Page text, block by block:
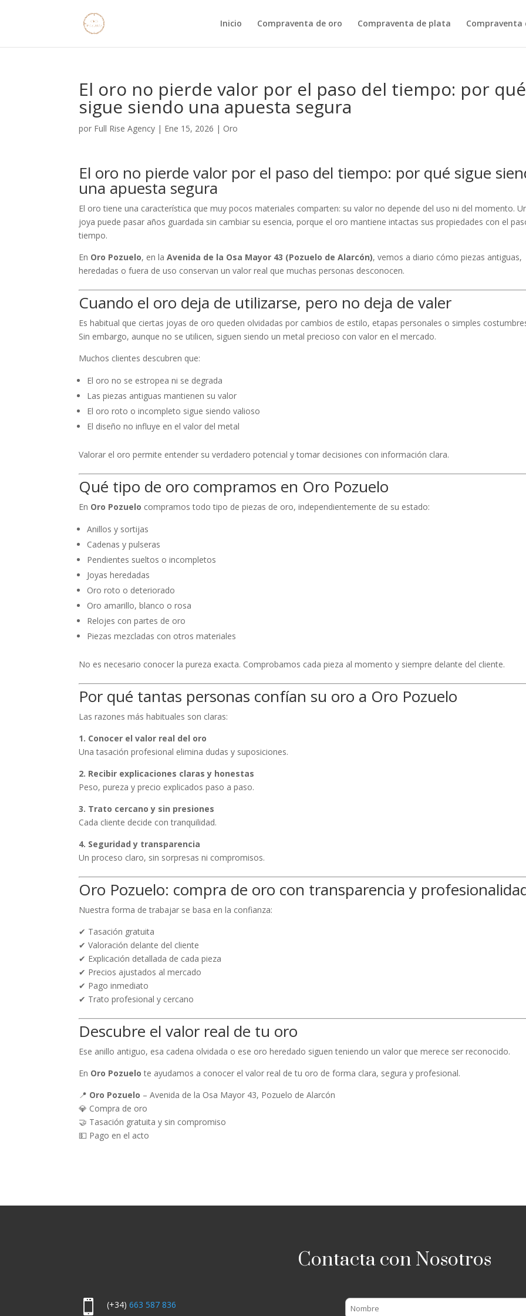
Inicio Compraventa de oro Compraventa de plata Compraventa
El oro no pierde valor por el paso del tiempo: por qué
sigue siendo una apuesta segura
por Full Rise Agency | Ene 15, 2026 | Oro
El oro no pierde valor por el paso del tiempo: por qué sigue
una apuesta segura
El oro tiene una característica que muy pocos materiales comparten: su valor no depende del uso ni del momento.
joya puede pasar años guardada sin cambiar su esencia, porque el oro mantiene intactas sus propiedades con el
tiempo.
En Oro Pozuelo, en laAvenida de la Osa Mayor 43 (Pozuelo de Alarcón), vemos a diario cómo piezas antiguas,
heredadas o fuera de uso conservan un valor real que muchas personas desconocen.
Cuando el oro deja de utilizarse, pero no deja de valer
Es habitual que ciertas joyas de oro queden olvidadas por cambios de estilo, etapas personales o simples
Sin embargo, aunque no se utilicen, siguen siendo un metal precioso con valor en el mercado.
Muchos clientes descubren que:
El oro no se estropea ni se degrada
Las piezas antiguas mantienen su valor
El oro roto o incompleto sigue siendo valioso
El diseño no influye en el valor del metal
Valorar el oro permite entender su verdadero potencial y tomar decisiones con información clara.
Qué tipo de oro compramos en Oro Pozuelo
En Oro Pozuelo compramos todo tipo de piezas de oro, independientemente de su estado:
Anillos y sortijas
Cadenas y pulseras
Pendientes sueltos o incompletos
Joyas heredadas
Oro roto o deteriorado
Oro amarillo, blanco o rosa
Relojes con partes de oro
Piezas mezcladas con otros materiales
No es necesario conocer la pureza exacta. Comprobamos cada pieza al momento y siempre delante del cliente.
Por qué tantas personas confían su oro a Oro Pozuelo
Las razones más habituales son claras:
1. Conocer el valor real del oro
Una tasación profesional elimina dudas y suposiciones.
2. Recibir explicaciones claras y honestas
Peso, pureza y precio explicados paso a paso.
3. Trato cercano y sin presiones
Cada cliente decide con tranquilidad.
4. Seguridad y transparencia
Un proceso claro, sin sorpresas ni compromisos.
Oro Pozuelo: compra de oro con transparencia y
Nuestra forma de trabajar se basa en la confianza:
✔ Tasación gratuita
✔ Valoración delante del cliente
✔ Explicación detallada de cada pieza
✔ Precios ajustados al mercado
✔ Pago inmediato
✔ Trato profesional y cercano
Descubre el valor real de tu oro
Ese anillo antiguo, esa cadena olvidada o ese oro heredado siguen teniendo un valor que merece ser reconocido.
En Oro Pozuelo te ayudamos a conocer el valor real de tu oro de forma clara, segura y profesional.
📍 Oro Pozuelo – Avenida de la Osa Mayor 43, Pozuelo de Alarcón
💎 Compra de oro
🤝 Tasación gratuita y sin compromiso
💵 Pago en el acto
Contacta con Nosotros
 (+34) 663 587 836